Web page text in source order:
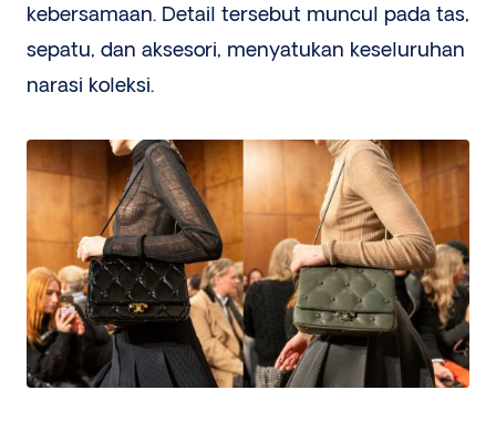
kebersamaan. Detail tersebut muncul pada tas,
sepatu, dan aksesori, menyatukan keseluruhan
narasi koleksi.